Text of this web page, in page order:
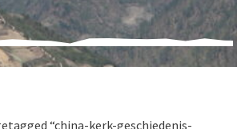
“china-kerk-geschiedenis-